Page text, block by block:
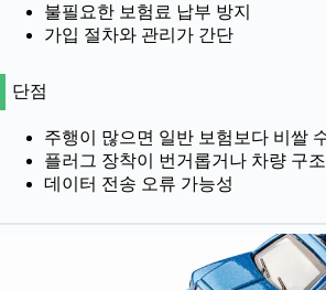
불필요한 보험료 납부 방지
가입 절차와 관리가 간단
단점
주행이 많으면 일반 보험보다 비쌀
플러그 장착이 번거롭거나 차량 구
데이터 전송 오류 가능성